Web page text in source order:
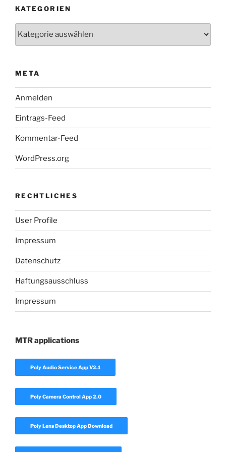
KATEGORIEN
META
Anmelden
Eintrags-Feed
Kommentar-Feed
WordPress.org
RECHTLICHES
User Profile
Impressum
Datenschutz
Haftungsausschluss
Impressum
MTR applications
Poly Audio Service App V2.1
Poly Camera Control App 2.0
Poly Lens Desktop App Download